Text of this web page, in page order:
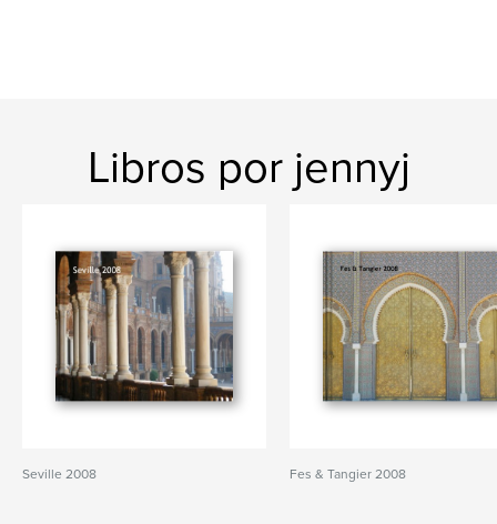
Libros por jennyj
Seville 2008 Fes & Tangier 2008